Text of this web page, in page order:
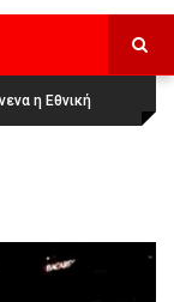
Women
η Εθνική